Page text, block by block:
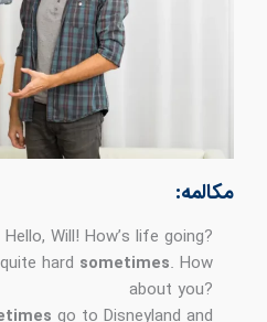
مکالمه:
Hello, Will! How’s life going?
hard sometimes. How
about you?
go to Disneyland and